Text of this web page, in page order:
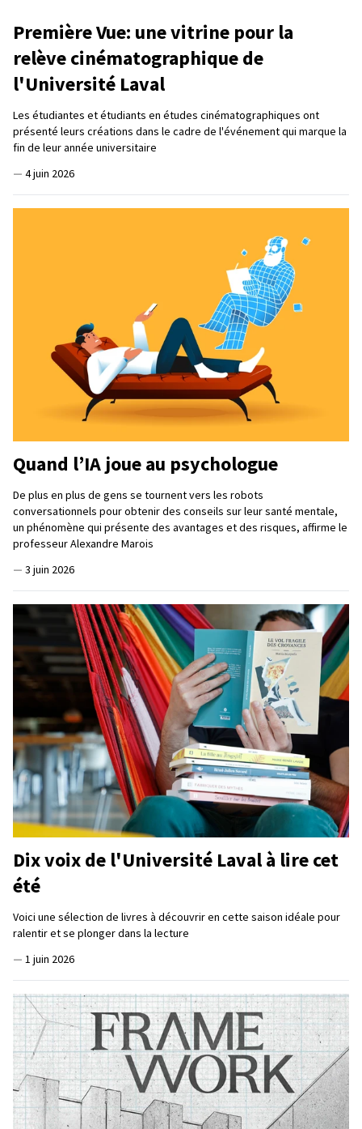
Première Vue: une vitrine pour la
relève cinématographique de
l'Université Laval
Les étudiantes et étudiants en études cinématographiques ont
présenté leurs créations dans le cadre de l'événement qui marque la
fin de leur année universitaire
— 4 juin 2026
Quand l’IA joue au psychologue
De plus en plus de gens se tournent vers les robots
conversationnels pour obtenir des conseils sur leur santé mentale,
un phénomène qui présente des avantages et des risques, affirme le
professeur Alexandre Marois
— 3 juin 2026
Dix voix de l'Université Laval à lire cet
été
Voici une sélection de livres à découvrir en cette saison idéale pour
ralentir et se plonger dans la lecture
— 1 juin 2026